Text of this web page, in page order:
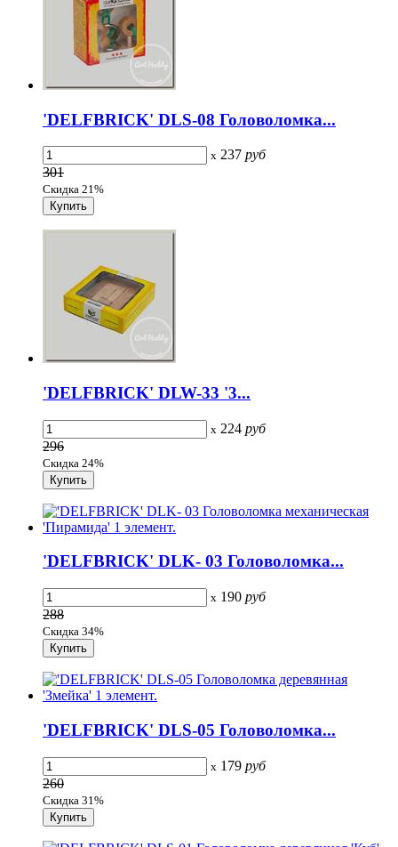
'DELFBRICK' DLS-08 Головоломка...
x 237 руб
301
Скидка 21%
'DELFBRICK' DLW-33 '3...
x 224 руб
296
Скидка 24%
'DELFBRICK' DLK- 03 Головоломка...
x 190 руб
288
Скидка 34%
'DELFBRICK' DLS-05 Головоломка...
x 179 руб
260
Скидка 31%